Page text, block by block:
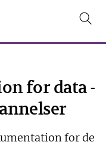
for data -
for de